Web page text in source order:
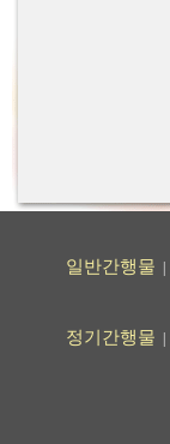
일반간행물
정기간행물